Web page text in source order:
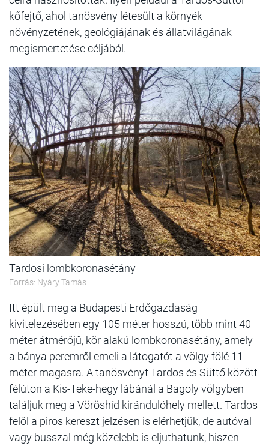
kőfejtő, ahol tanösvény létesült a környék
növényzetének, geológiájának és állatvilágának
megismertetése céljából.
Tardosi lombkoronasétány
Forrás: Nyáry Tamás
Itt épült meg a Budapesti Erdőgazdaság
kivitelezésében egy 105 méter hosszú, több mint 40
méter átmérőjű, kör alakú lombkoronasétány, amely
a bánya peremről emeli a látogatót a völgy fölé 11
méter magasra. A tanösvényt Tardos és Süttő között
félúton a Kis-Teke-hegy lábánál a Bagoly völgyben
találjuk meg a Vöröshíd kirándulóhely mellett. Tardos
felől a piros kereszt jelzésen is elérhetjük, de autóval
vagy busszal még közelebb is eljuthatunk, hiszen